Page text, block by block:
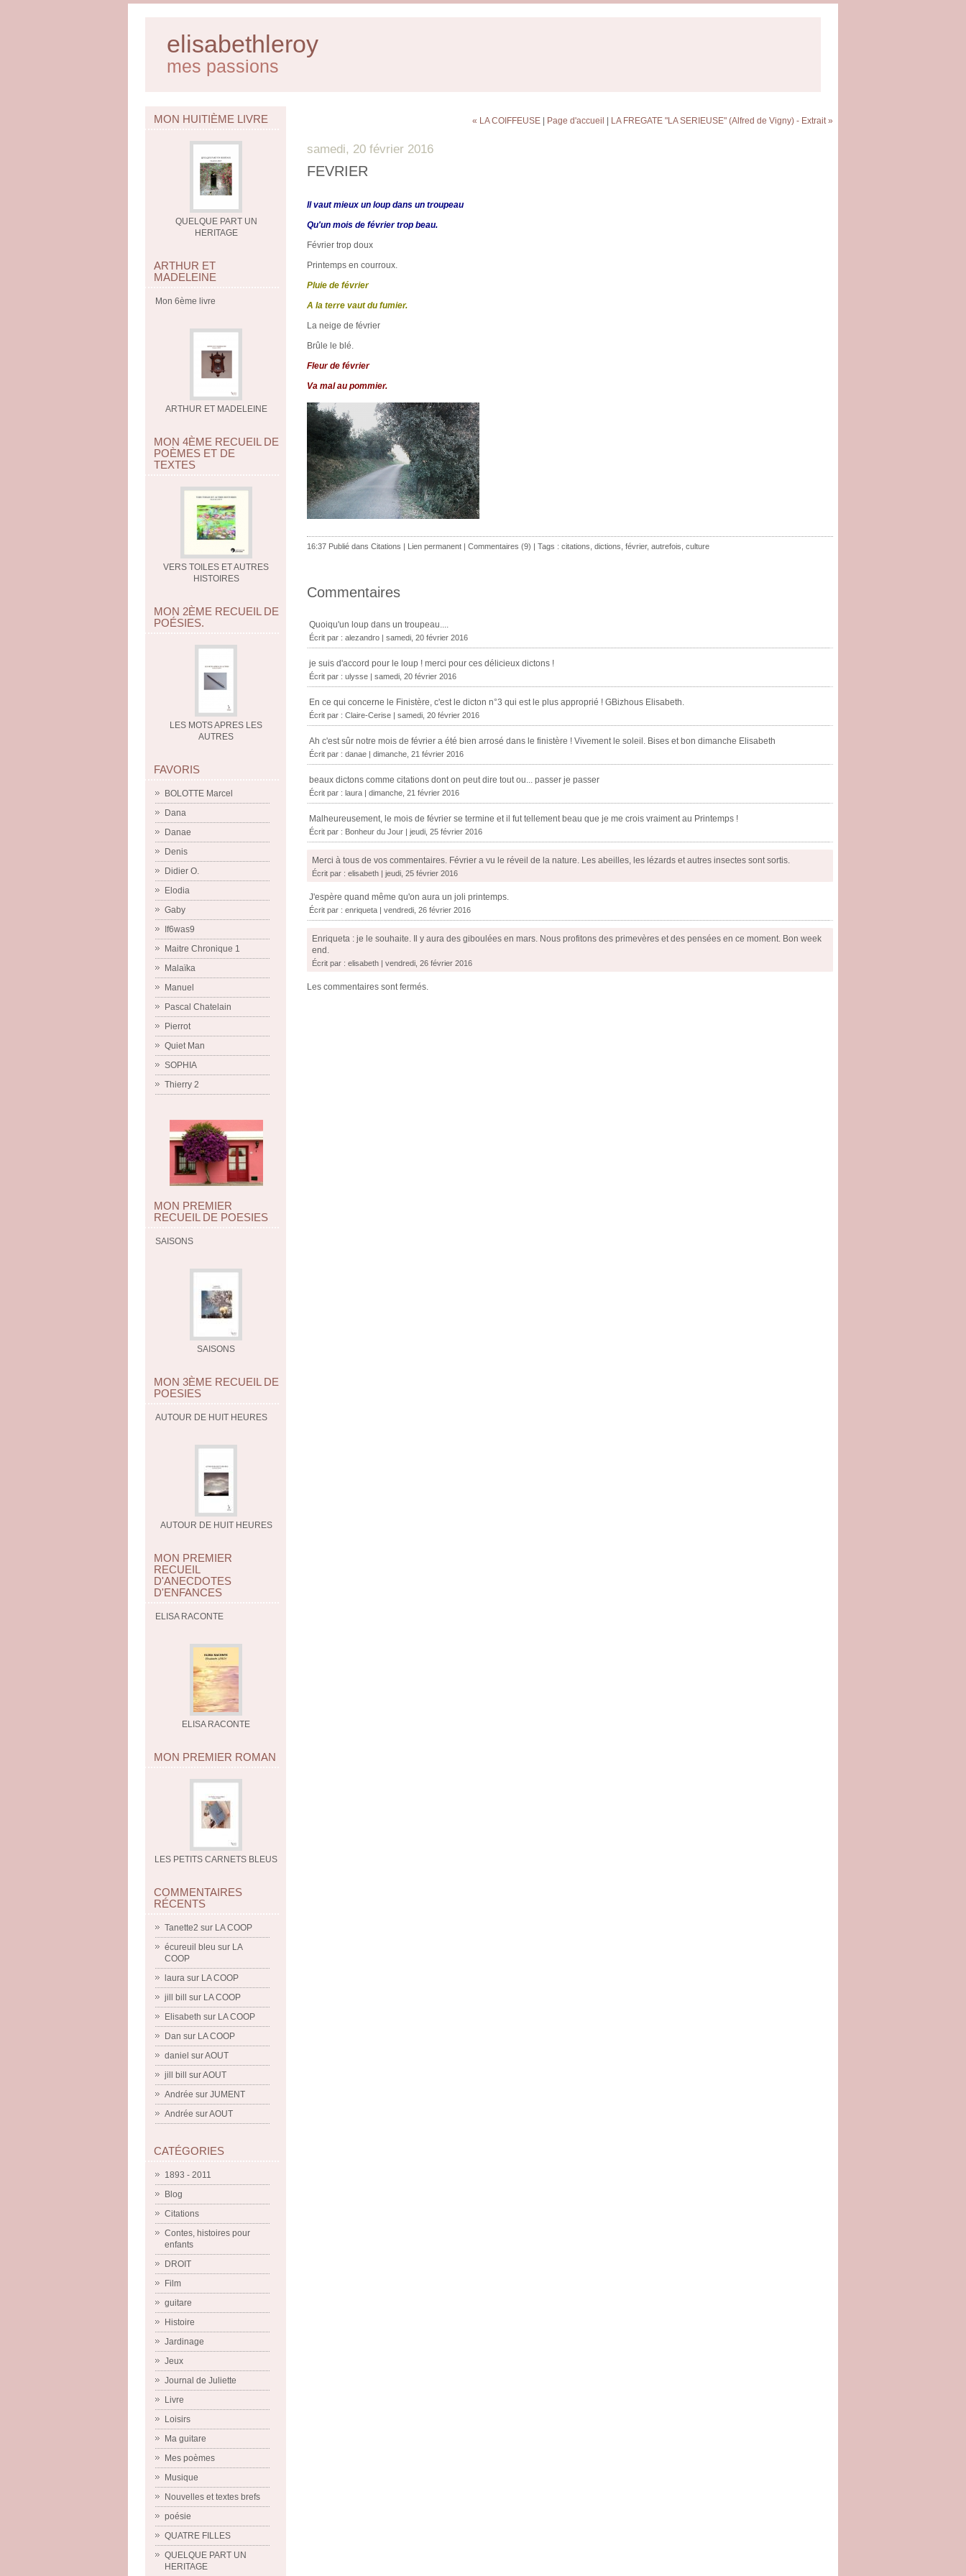
elisabethleroy
mes passions
MON HUITIÈME LIVRE
QUELQUE PART UN
HERITAGE
ARTHUR ET
MADELEINE
Mon 6ème livre
ARTHUR ET MADELEINE
MON 4ÈME RECUEIL DE
POÈMES ET DE
TEXTES
VERS TOILES ET AUTRES
HISTOIRES
MON 2ÈME RECUEIL DE
POÉSIES.
LES MOTS APRES LES
AUTRES
FAVORIS
BOLOTTE Marcel
Dana
Danae
Denis
Didier O.
Elodia
Gaby
If6was9
Maitre Chronique 1
Malaïka
Manuel
Pascal Chatelain
Pierrot
Quiet Man
SOPHIA
Thierry 2
MON PREMIER
RECUEIL DE POESIES
SAISONS
SAISONS
MON 3ÈME RECUEIL DE
POESIES
AUTOUR DE HUIT HEURES
AUTOUR DE HUIT HEURES
MON PREMIER
RECUEIL
D'ANECDOTES
D'ENFANCES
ELISA RACONTE
ELISA RACONTE
MON PREMIER ROMAN
LES PETITS CARNETS BLEUS
COMMENTAIRES
RÉCENTS
Tanette2 sur LA COOP
écureuil bleu sur LA
COOP
laura sur LA COOP
jill bill
sur LA COOP
Elisabeth sur LA COOP
Dan sur LA COOP
daniel surAOUT
jill bill
surAOUT
Andrée sur JUMENT
Andrée surAOUT
CATÉGORIES
1893 - 2011
Blog
Citations
Contes, histoires pour
enfants
DROIT
Film
guitare
Histoire
Jardinage
Jeux
Journal de Juliette
Livre
Loisirs
Ma guitare
Mes poèmes
Musique
Nouvelles et textes brefs
poésie
QUATRE FILLES
QUELQUE PART UN
HERITAGE
« LA COIFFEUSE Page d'accueil LA FREGATE "LA SERIEUSE" (Alfred de Vigny) - Extrait »
samedi, 20 février 2016
FEVRIER
Il vaut mieux un loup dans un troupeau
Qu'un mois de février trop beau.
Février trop doux
Printemps en courroux.
Pluie de février
A la terre vaut du fumier.
La neige de février
Brûle le blé.
Fleur de février
Va mal au pommier.
16:37 Publié dans Citations | Lien permanent | Commentaires (9) | Tags : citations dictions février, autrefois culture
Commentaires
Quoiqu'un loup dans un troupeau....
Écrit par : alezandro | samedi, 20 février 2016
je suis d'accord pour le loup ! merci pour ces délicieux dictons !
Écrit par : ulysse | samedi, 20 février 2016
En ce qui concerne le Finistère, c'est le dicton n°3 qui est le plus approprié ! GBizhous Elisabeth.
Écrit par : Claire-Cerise | samedi, 20 février 2016
Ah c'est sûr notre mois de février a été bien arrosé dans le finistère ! Vivement le soleil. Bises et bon dimanche Elisabeth
Écrit par : danae | dimanche, 21 février 2016
beaux dictons comme citations dont on peut dire tout ou... passer je passer
Écrit par : laura | dimanche, 21 février 2016
Malheureusement, le mois de février se termine et il fut tellement beau que je me crois vraiment au Printemps !
Écrit par : Bonheur du Jour | jeudi, 25 février 2016
Merci à tous de vos commentaires. Février a vu le réveil de la nature. Les abeilles, les lézards et autres insectes sont sortis.
Écrit par : elisabeth | jeudi, 25 février 2016
J'espère quand même qu'on aura un joli printemps.
Écrit par : enriqueta | vendredi, 26 février 2016
Enriqueta : je le souhaite. Il y aura des giboulées en mars. Nous profitons des primevères et des pensées en ce moment. Bon week
end.
Écrit par : elisabeth | vendredi, 26 février 2016
Les commentaires sont fermés.